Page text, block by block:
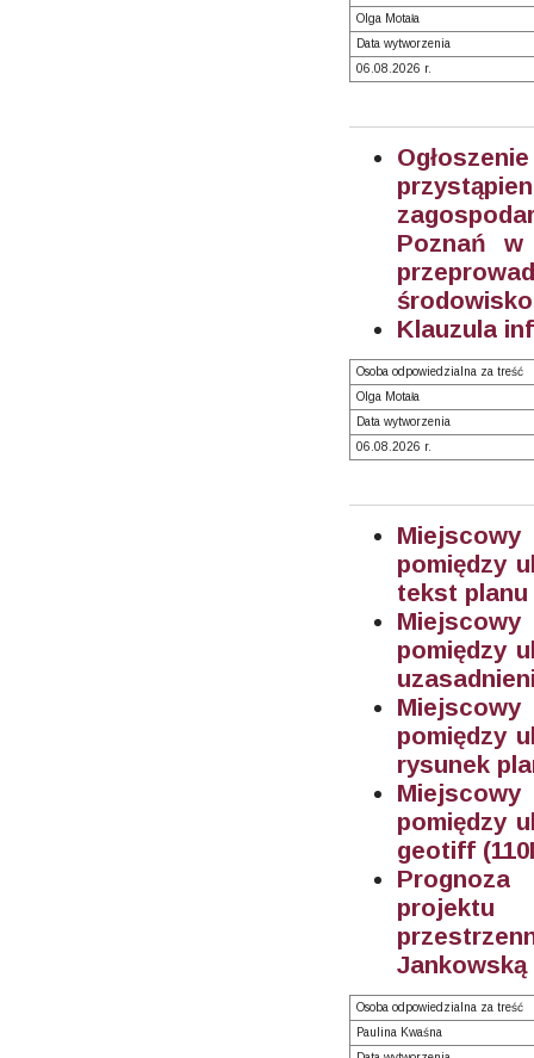
Olga Motała
Data wytworzenia
06.08.2026 r.
Poznań
Klauzula
Osoba odpowiedzialna za treść
Olga Motała
Data wytworzenia
06.08.2026 r.
pomiędzy
tekst planu
pomiędzy
pomiędzy
rysunek
pomiędzy
geotiff
projektu
Jankowską
Osoba odpowiedzialna za treść
Paulina Kwaśna